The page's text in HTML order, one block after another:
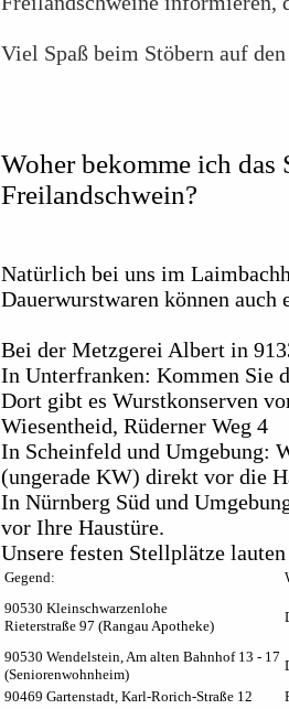
Viel Spaß beim Stöbern auf
Woher bekomme ich das
Freilandschwein?
Natürlich bei uns im
Dauerwurstwaren können
Bei der Metzgerei Albert in
In Unterfranken: Kommen Sie
Dort gibt es Wurstkonserven
Wiesentheid, Rüderner Weg 4
In Scheinfeld und Umgebung:
(ungerade KW) direkt vor die
In Nürnberg Süd und
vor Ihre Haustüre.
Unsere festen Stellplätze
Gegend:
90530 Kleinschwarzenlohe
Rieterstraße 97 (Rangau Apotheke)
90530 Wendelstein, Am alten Bahnhof 13 - 17
(Seniorenwohnheim)
90469 Gartenstadt, Karl-Rorich-Straße 12